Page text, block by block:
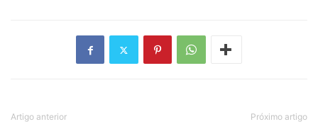
Artigo anterior Próximo artigo